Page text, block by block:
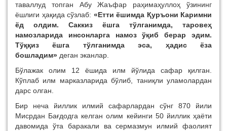
таваллуд топган Абу Жаъфар раҳимаҳуллоҳ ўзининг
ёшлиги ҳақида сўзлаб: «Етти ёшимда Қуръони Каримни
ёд олдим. Саккиз ёшга тўлганимда, таровеҳ
намозларида инсонларга намоз ўқиб берар эдим.
Тўққиз ёшга тўлганимда эса, ҳадис ёза
бошладим» деган эканлар.
Бўлажак олим 12 ёшида илм йўлида сафар қилган.
Кўплаб илм марказларида бўлиб, таниқли уламолардан
дарс олган.
Бир неча йиллик илмий сафарлардан сўнг 870 йили
Мисрдан Бағдодга келган олим кейинги 50 йиллик ҳаёти
давомида ўта баракали ва сермазмун илмий фаолият